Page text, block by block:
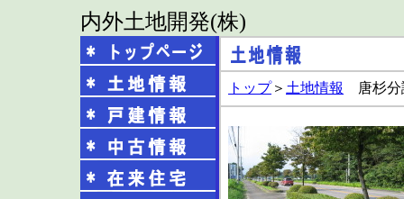
内外土地開発(株)
トップ＞ 土地情報 唐杉